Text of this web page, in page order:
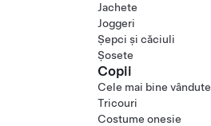
Jachete
Joggeri
Șepci și căciuli
Șosete
Copii
Cele mai bine vândute
Tricouri
Costume onesie